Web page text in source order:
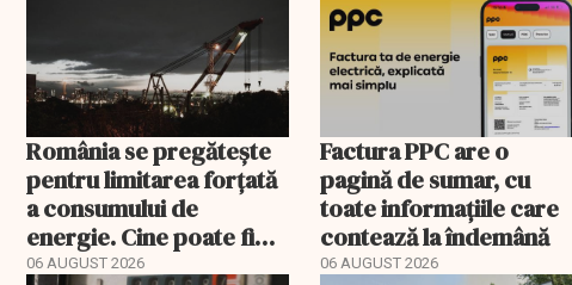
România se pregătește
pentru limitarea forțată
a consumului de
energie. Cine poate fi
deconectat
06 AUGUST 2026
Factura PPC are o
pagină de sumar, cu
toate informațiile care
contează la îndemână
06 AUGUST 2026